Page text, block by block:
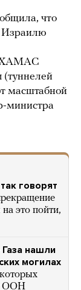
что
Израилю
ХАМАС
(туннелей
масштабной
министра
говорят
это пойти,
нашли
могилах
ООН